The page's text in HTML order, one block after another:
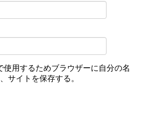
使用するためブラウザーに自分の名
サイトを保存する。